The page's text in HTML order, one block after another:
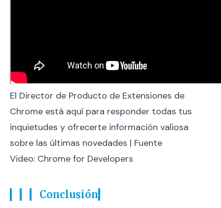
El Director de Producto de Extensiones de
Chrome está aquí para responder todas tus
inquietudes y ofrecerte información valiosa
sobre las últimas novedades | Fuente
Video: Chrome for Developers
Conclusión